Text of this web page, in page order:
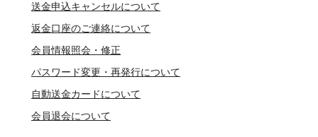
送金申込キャンセルについて
返金口座のご連絡について
会員情報照会・修正
パスワード変更・再発行について
自動送金カードについて
会員退会について